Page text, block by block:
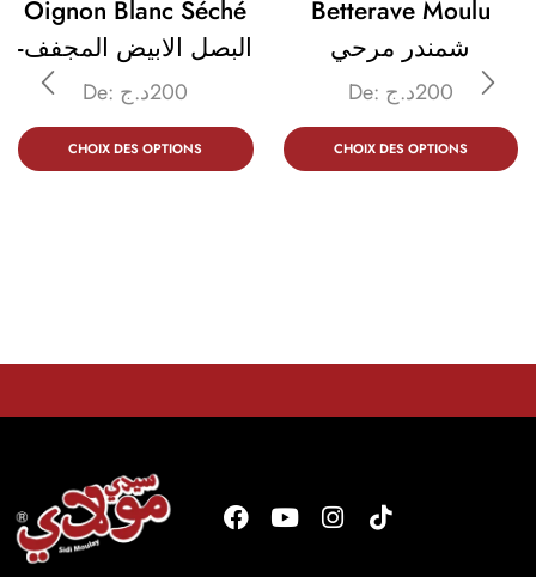
Oignon Blanc Séché
-البصل الابيض المجفف
De: 200د.ج
CHOIX DES OPTIONS
Betterave Moulu
شمندر مرحي
De: 200د.ج
CHOIX DES OPTIONS